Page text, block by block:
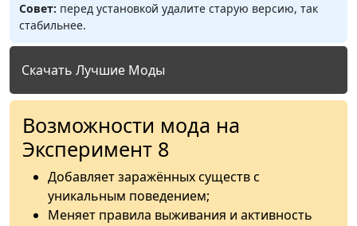
Совет: перед установкой удалите старую версию, так
стабильнее.
Скачать Лучшие Моды
Возможности мода на
Эксперимент 8
Добавляет заражённых существ с
уникальным поведением;
Меняет правила выживания и активность